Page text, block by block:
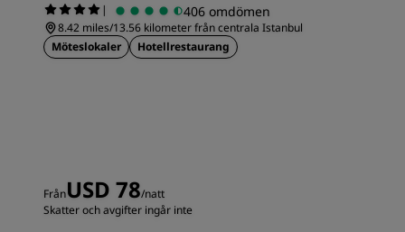
| 406 omdömen
8.42 miles/13.56 kilometer från centrala Istanbul
Möteslokaler
Hotellrestaurang
FrånUSD 78/natt
Skatter och avgifter ingår inte